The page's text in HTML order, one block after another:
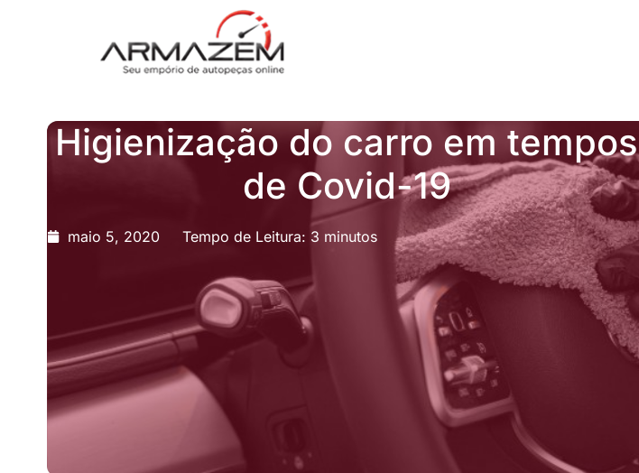
Higienização do carro em tempos
de Covid-19
maio 5, 2020 Tempo de Leitura: 3 minutos